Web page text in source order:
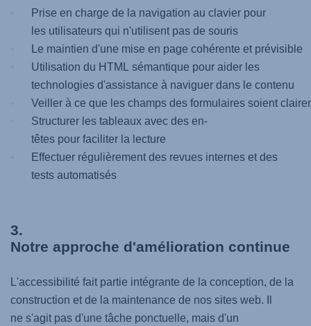
Prise en charge de la navigation au clavier pour
les utilisateurs qui n'utilisent pas de souris
Le maintien d'une mise en page cohérente et prévisible
Utilisation du HTML sémantique pour aider les
technologies d'assistance à naviguer dans le contenu
Veiller à ce que les champs des formulaires soient
Structurer les tableaux avec des en-
têtes pour faciliter la lecture
Effectuer régulièrement des revues internes et des
tests automatisés
3.
Notre approche d'amélioration continue
L'accessibilité fait partie intégrante de la conception, de la
construction et de la maintenance de nos sites web. Il
ne s'agit pas d'une tâche ponctuelle, mais d'un